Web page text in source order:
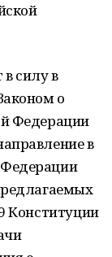
силу в
о
Федерации
в
Конституции